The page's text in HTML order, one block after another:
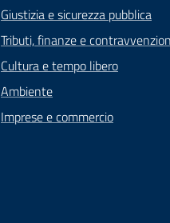
Giustizia e sicurezza pubblica
Tributi, finanze e
Cultura e tempo libero
Ambiente
Imprese e commercio